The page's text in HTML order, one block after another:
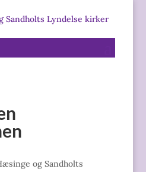
og Sandholts